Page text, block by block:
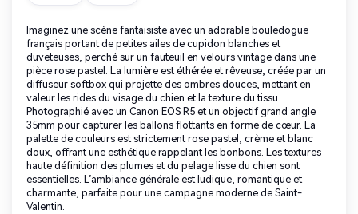
Imaginez une scène fantaisiste avec un adorable bouledogue
français portant de petites ailes de cupidon blanches et
duveteuses, perché sur un fauteuil en velours vintage dans une
pièce rose pastel. La lumière est éthérée et rêveuse, créée par un
diffuseur softbox qui projette des ombres douces, mettant en
valeur les rides du visage du chien et la texture du tissu.
Photographié avec un Canon EOS R5 et un objectif grand angle
35mm pour capturer les ballons flottants en forme de cœur. La
palette de couleurs est strictement rose pastel, crème et blanc
doux, offrant une esthétique rappelant les bonbons. Les textures
haute définition des plumes et du pelage lisse du chien sont
essentielles. L’ambiance générale est ludique, romantique et
charmante, parfaite pour une campagne moderne de Saint-
Valentin.